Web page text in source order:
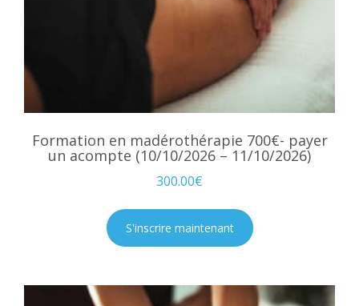
Formation en madérothérapie 700€- payer
un acompte (10/10/2026 – 11/10/2026)
300.00€
S'inscrire maintenant